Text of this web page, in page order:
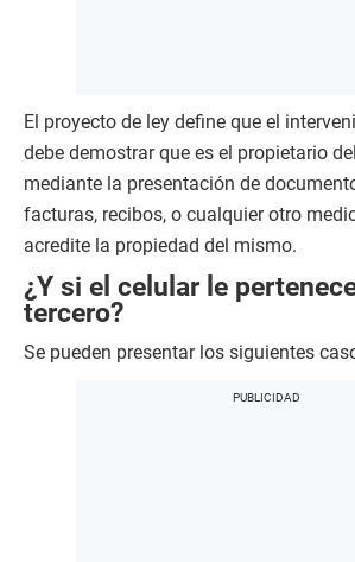
El proyecto de ley define que el
debe demostrar que es el propietario
mediante la presentación de
facturas, recibos, o cualquier otro
acredite la propiedad del mismo.
¿Y si el celular le
tercero?
Se pueden presentar los siguientes